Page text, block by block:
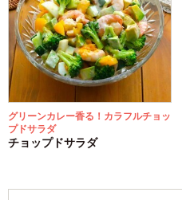
グリーンカレー香る！カラフルチョッ
プドサラダ
チョップドサラダ